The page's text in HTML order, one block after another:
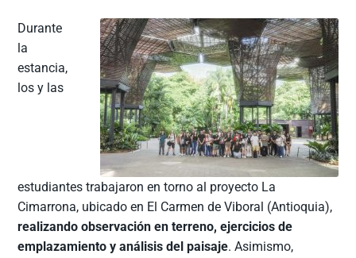
Durante
la
estancia,
los y las
estudiantes trabajaron en torno al proyecto La
Cimarrona, ubicado en El Carmen de Viboral (Antioquia),
realizando observación en terreno, ejercicios de
emplazamiento y análisis del paisaje. Asimismo,